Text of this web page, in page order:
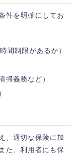
件を明確にしてお
間制限があるか）
掃義務など）
、適切な保険に加
た、利用者にも保